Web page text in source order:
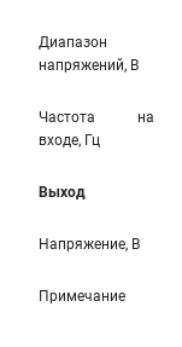
Диапазон
напряжений, В
Частота на
входе, Гц
Выход
Напряжение, В
Примечание